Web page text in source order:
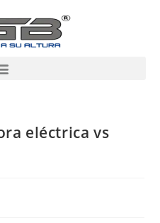
eléctrica vs